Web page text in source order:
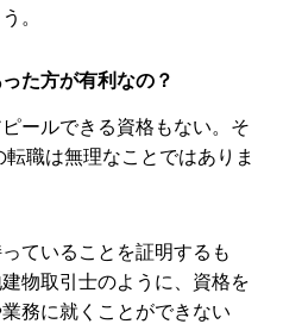
。
た方が有利なの？
ールできる資格もない。そ
職は無理なことではありま
ていることを証明するも
物取引士のように、資格を
務に就くことができない